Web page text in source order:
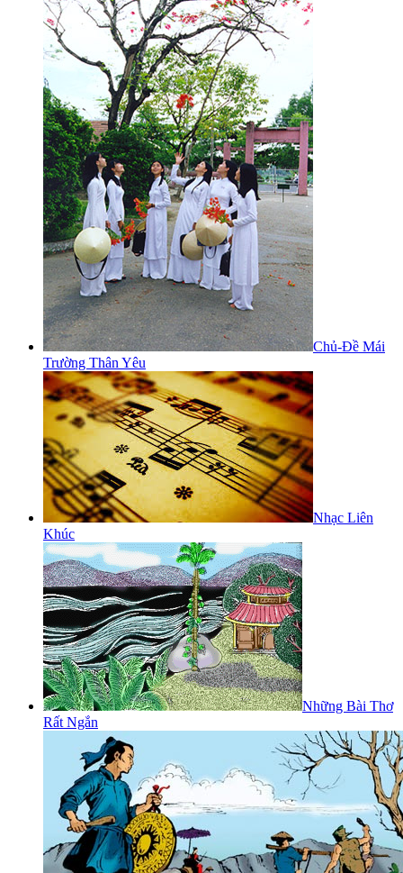
Chủ-Đề Mái
Trường Thân Yêu
Nhạc Liên
Khúc
Những Bài Thơ
Rất Ngắn